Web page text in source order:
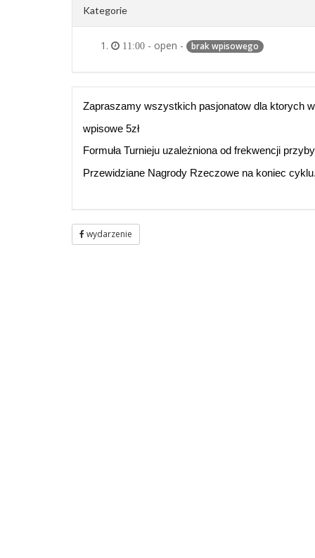
Kategorie
11:00 - open - brak wpisowego
Zapraszamy wszystkich pasjonatow dla ktorych
wpisowe 5zł
Formuła Turnieju uzależniona od frekwencji
Przewidziane Nagrody Rzeczowe na koniec
wydarzenie